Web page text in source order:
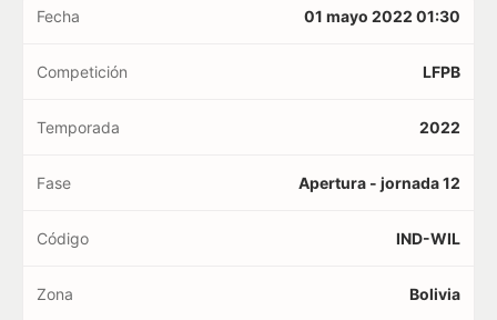
Fecha 01 mayo 2022 01:30
Competición LFPB
Temporada 2022
Fase Apertura - jornada 12
Código IND-WIL
Zona Bolivia